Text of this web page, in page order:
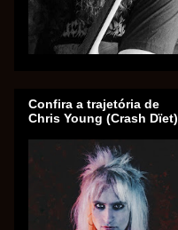
Confira a trajetória de
Chris Young (Crash Dïet)